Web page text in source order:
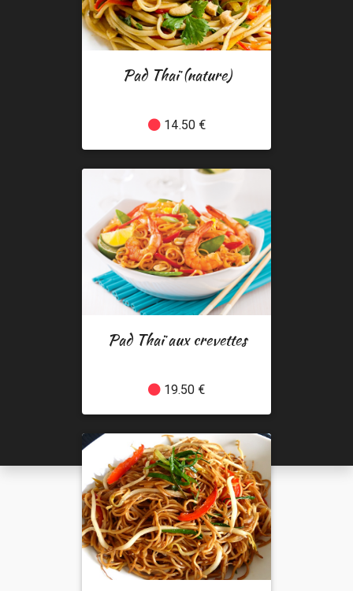
Pad Thaï (nature)
14.50 €
Pad Thaï aux crevettes
19.50 €